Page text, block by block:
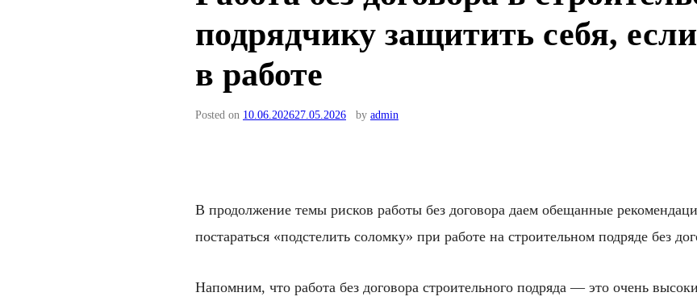
подрядчику защитить себя,
в работе
Posted on 10.06.202627.05.2026 by admin
В продолжение темы рисков работы без договора даем обещанные
постараться «подстелить соломку» при работе на строительном подряде без
Напомним, что работа без договора строительного подряда — это очень